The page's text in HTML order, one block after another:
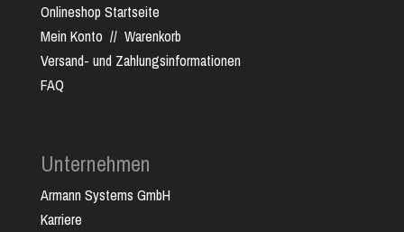
Onlineshop Startseite
Mein Konto // Warenkorb
Versand- und Zahlungsinformationen
FAQ
Unternehmen
Armann Systems GmbH
Karriere